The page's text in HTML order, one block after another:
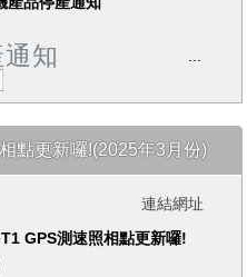
知
品，本公司對於產品停
不便，將全力進行後續
因停產所帶來的影響，
。
點更新囉!(2025年3月份)
GPS測速照相點更新囉!
連結網址